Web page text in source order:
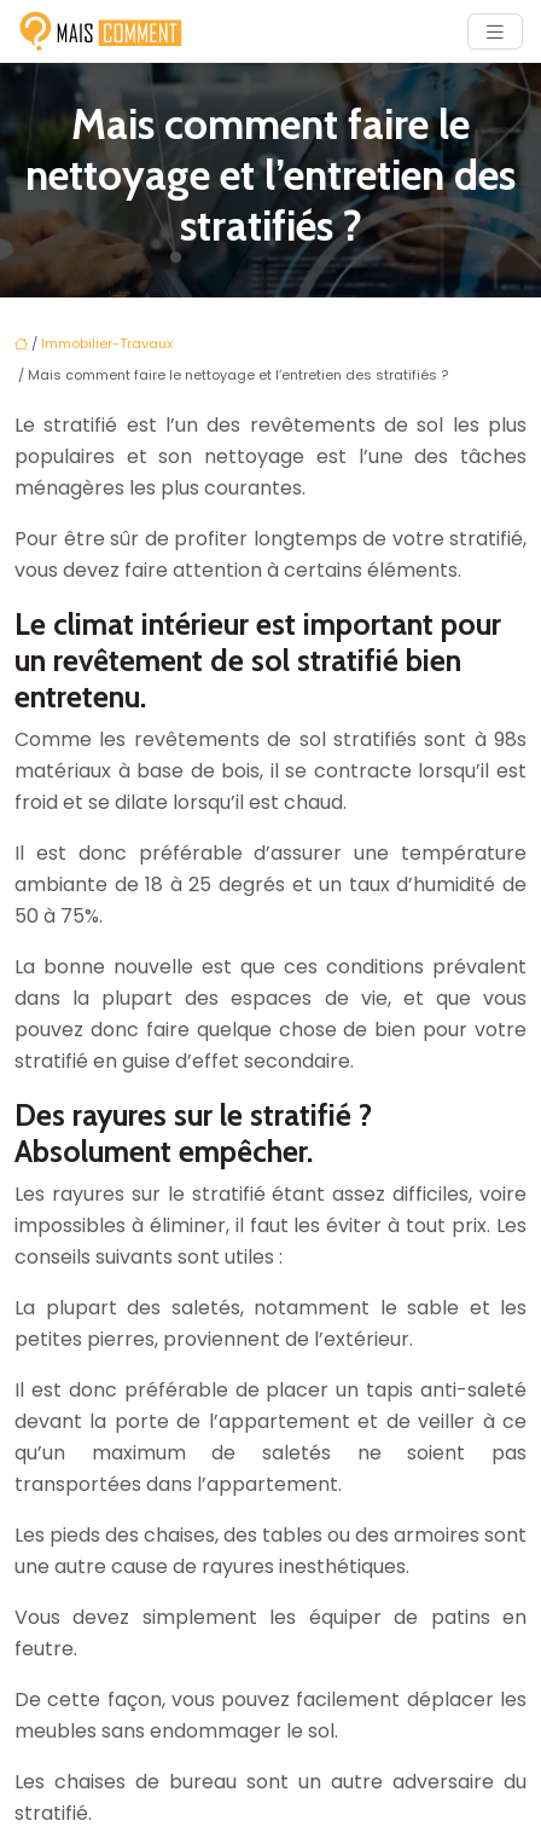
Mais comment faire le
nettoyage et l’entretien des
stratifiés ?
/ Immobilier-Travaux
/ Mais comment faire le nettoyage et l’entretien des stratifiés ?
Le stratifié est l’un des revêtements de sol les plus
populaires et son nettoyage est l’une des tâches
ménagères les plus courantes.
Pour être sûr de profiter longtemps de votre stratifié,
vous devez faire attention à certains éléments.
Le climat intérieur est important pour
un revêtement de sol stratifié bien
entretenu.
Comme les revêtements de sol stratifiés sont à 98s
matériaux à base de bois, il se contracte lorsqu’il est
froid et se dilate lorsqu’il est chaud.
Il est donc préférable d’assurer une température
ambiante de 18 à 25 degrés et un taux d’humidité de
50 à 75%.
La bonne nouvelle est que ces conditions prévalent
dans la plupart des espaces de vie, et que vous
pouvez donc faire quelque chose de bien pour votre
stratifié en guise d’effet secondaire.
Des rayures sur le stratifié ?
Absolument empêcher.
Les rayures sur le stratifié étant assez difficiles, voire
impossibles à éliminer, il faut les éviter à tout prix. Les
conseils suivants sont utiles :
La plupart des saletés, notamment le sable et les
petites pierres, proviennent de l’extérieur.
Il est donc préférable de placer un tapis anti-saleté
devant la porte de l’appartement et de veiller à ce
qu’un maximum de saletés ne soient pas
transportées dans l’appartement.
Les pieds des chaises, des tables ou des armoires sont
une autre cause de rayures inesthétiques.
Vous devez simplement les équiper de patins en
feutre.
De cette façon, vous pouvez facilement déplacer les
meubles sans endommager le sol.
Les chaises de bureau sont un autre adversaire du
stratifié.